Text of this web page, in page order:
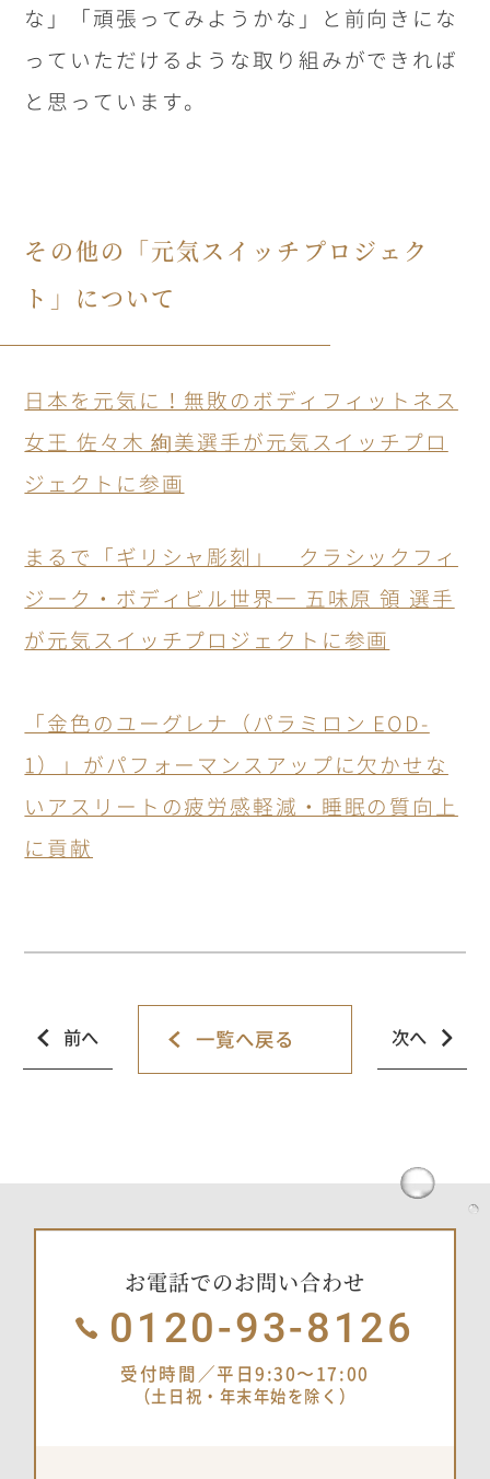
な」「頑張ってみようかな」と前向きにな
っていただけるような取り組みができれば
と思っています。
その他の「元気スイッチプロジェク
ト」について
日本を元気に！無敗のボディフィットネス
女王 佐々木 絢美選手が元気スイッチプロ
ジェクトに参画
まるで「ギリシャ彫刻」 クラシックフィ
ジーク・ボディビル世界一 五味原 領 選手
が元気スイッチプロジェクトに参画
「金色のユーグレナ（パラミロン EOD-
1）」がパフォーマンスアップに欠かせな
いアスリートの疲労感軽減・睡眠の質向上
に貢献
前へ 一覧へ戻る 次へ
お電話でのお問い合わせ
0120-93-8126
受付時間／平日9:30〜17:00
（土日祝・年末年始を除く）